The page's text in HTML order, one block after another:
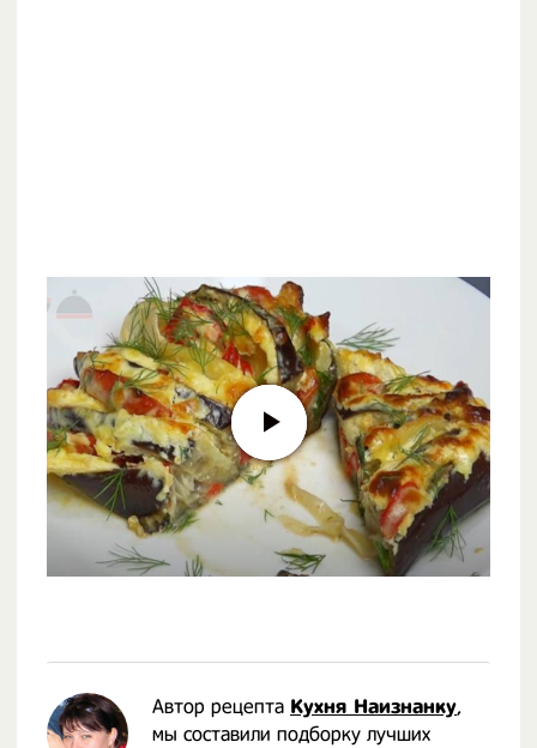
Автор рецепта Кухня Наизнанку,
мы составили подборку лучших